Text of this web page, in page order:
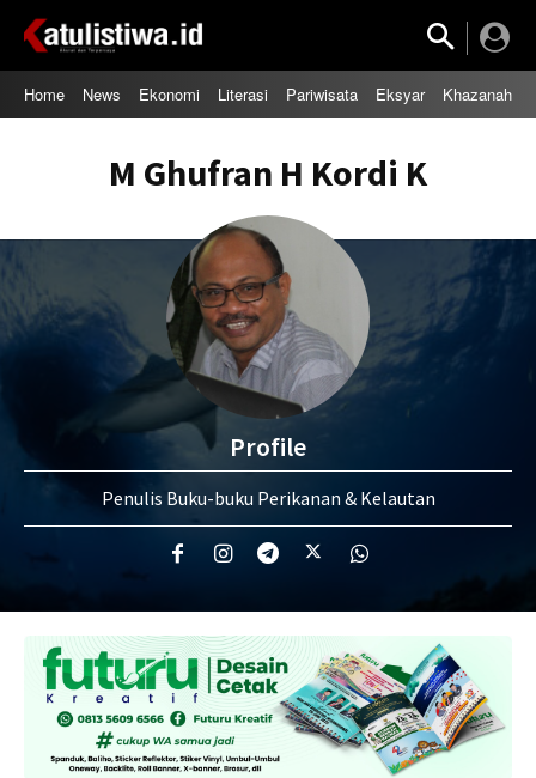
Home News Ekonomi Literasi Pariwisata Eksyar Khazanah
M Ghufran H Kordi K
Profile
Penulis Buku-buku Perikanan & Kelautan